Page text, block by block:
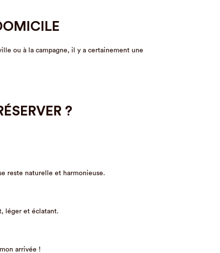
ou à la campagne, il y a certainement une
?
reste naturelle et harmonieuse.
léger et éclatant.
arrivée !